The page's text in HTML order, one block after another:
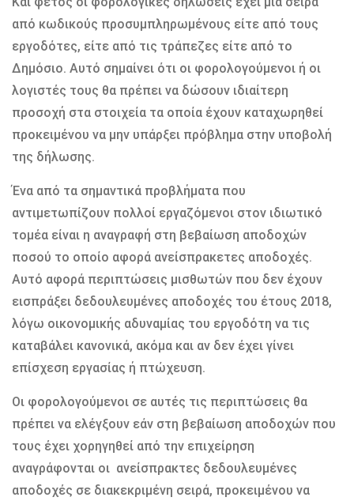
από κωδικούς προσυμπληρωμένους είτε από τους
εργοδότες, είτε από τις τράπεζες είτε από το
Δημόσιο. Αυτό σημαίνει ότι οι φορολογούμενοι ή οι
λογιστές τους θα πρέπει να δώσουν ιδιαίτερη
προσοχή στα στοιχεία τα οποία έχουν καταχωρηθεί
προκειμένου να μην υπάρξει πρόβλημα στην υποβολή
της δήλωσης.
Ένα από τα σημαντικά προβλήματα που
αντιμετωπίζουν πολλοί εργαζόμενοι στον ιδιωτικό
τομέα είναι η αναγραφή στη βεβαίωση αποδοχών
ποσού το οποίο αφορά ανείσπρακετες αποδοχές.
Αυτό αφορά περιπτώσεις μισθωτών που δεν έχουν
εισπράξει δεδουλευμένες αποδοχές του έτους 2018,
λόγω οικονομικής αδυναμίας του εργοδότη να τις
καταβάλει κανονικά, ακόμα και αν δεν έχει γίνει
επίσχεση εργασίας ή πτώχευση.
Οι φορολογούμενοι σε αυτές τις περιπτώσεις θα
πρέπει να ελέγξουν εάν στη βεβαίωση αποδοχών που
τους έχει χορηγηθεί από την επιχείρηση
αναγράφονται οι ανείσπρακτες δεδουλευμένες
αποδοχές σε διακεκριμένη σειρά, προκειμένου να